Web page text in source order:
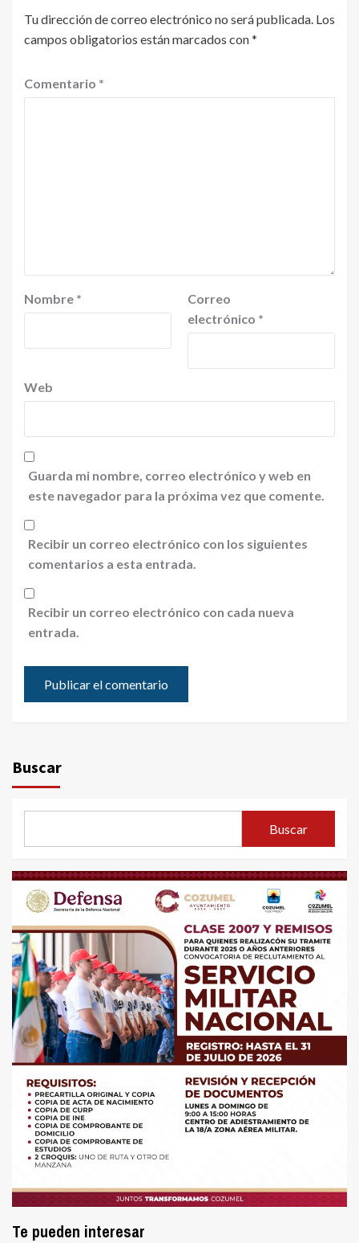
Tu dirección de correo electrónico no será publicada. Los
campos obligatorios están marcados con*
Comentario *
Nombre *
Correo
electrónico *
Web
Guarda mi nombre, correo electrónico y web en
este navegador para la próxima vez que comente.
Recibir un correo electrónico con los siguientes
comentarios a esta entrada.
Recibir un correo electrónico con cada nueva
entrada.
Buscar
Buscar
Te pueden interesar